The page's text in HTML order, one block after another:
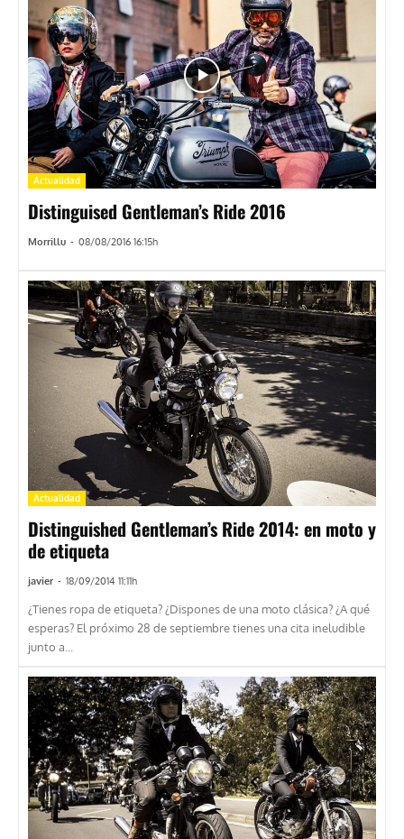
Actualidad
Distinguised Gentleman’s Ride 2016
Morrillu - 08/08/2016 16:15h
Actualidad
Distinguished Gentleman’s Ride 2014: en moto y
de etiqueta
javier - 18/09/2014 11:11h
¿Tienes ropa de etiqueta? ¿Dispones de una moto clásica? ¿A qué
esperas? El próximo 28 de septiembre tienes una cita ineludible
junto a...